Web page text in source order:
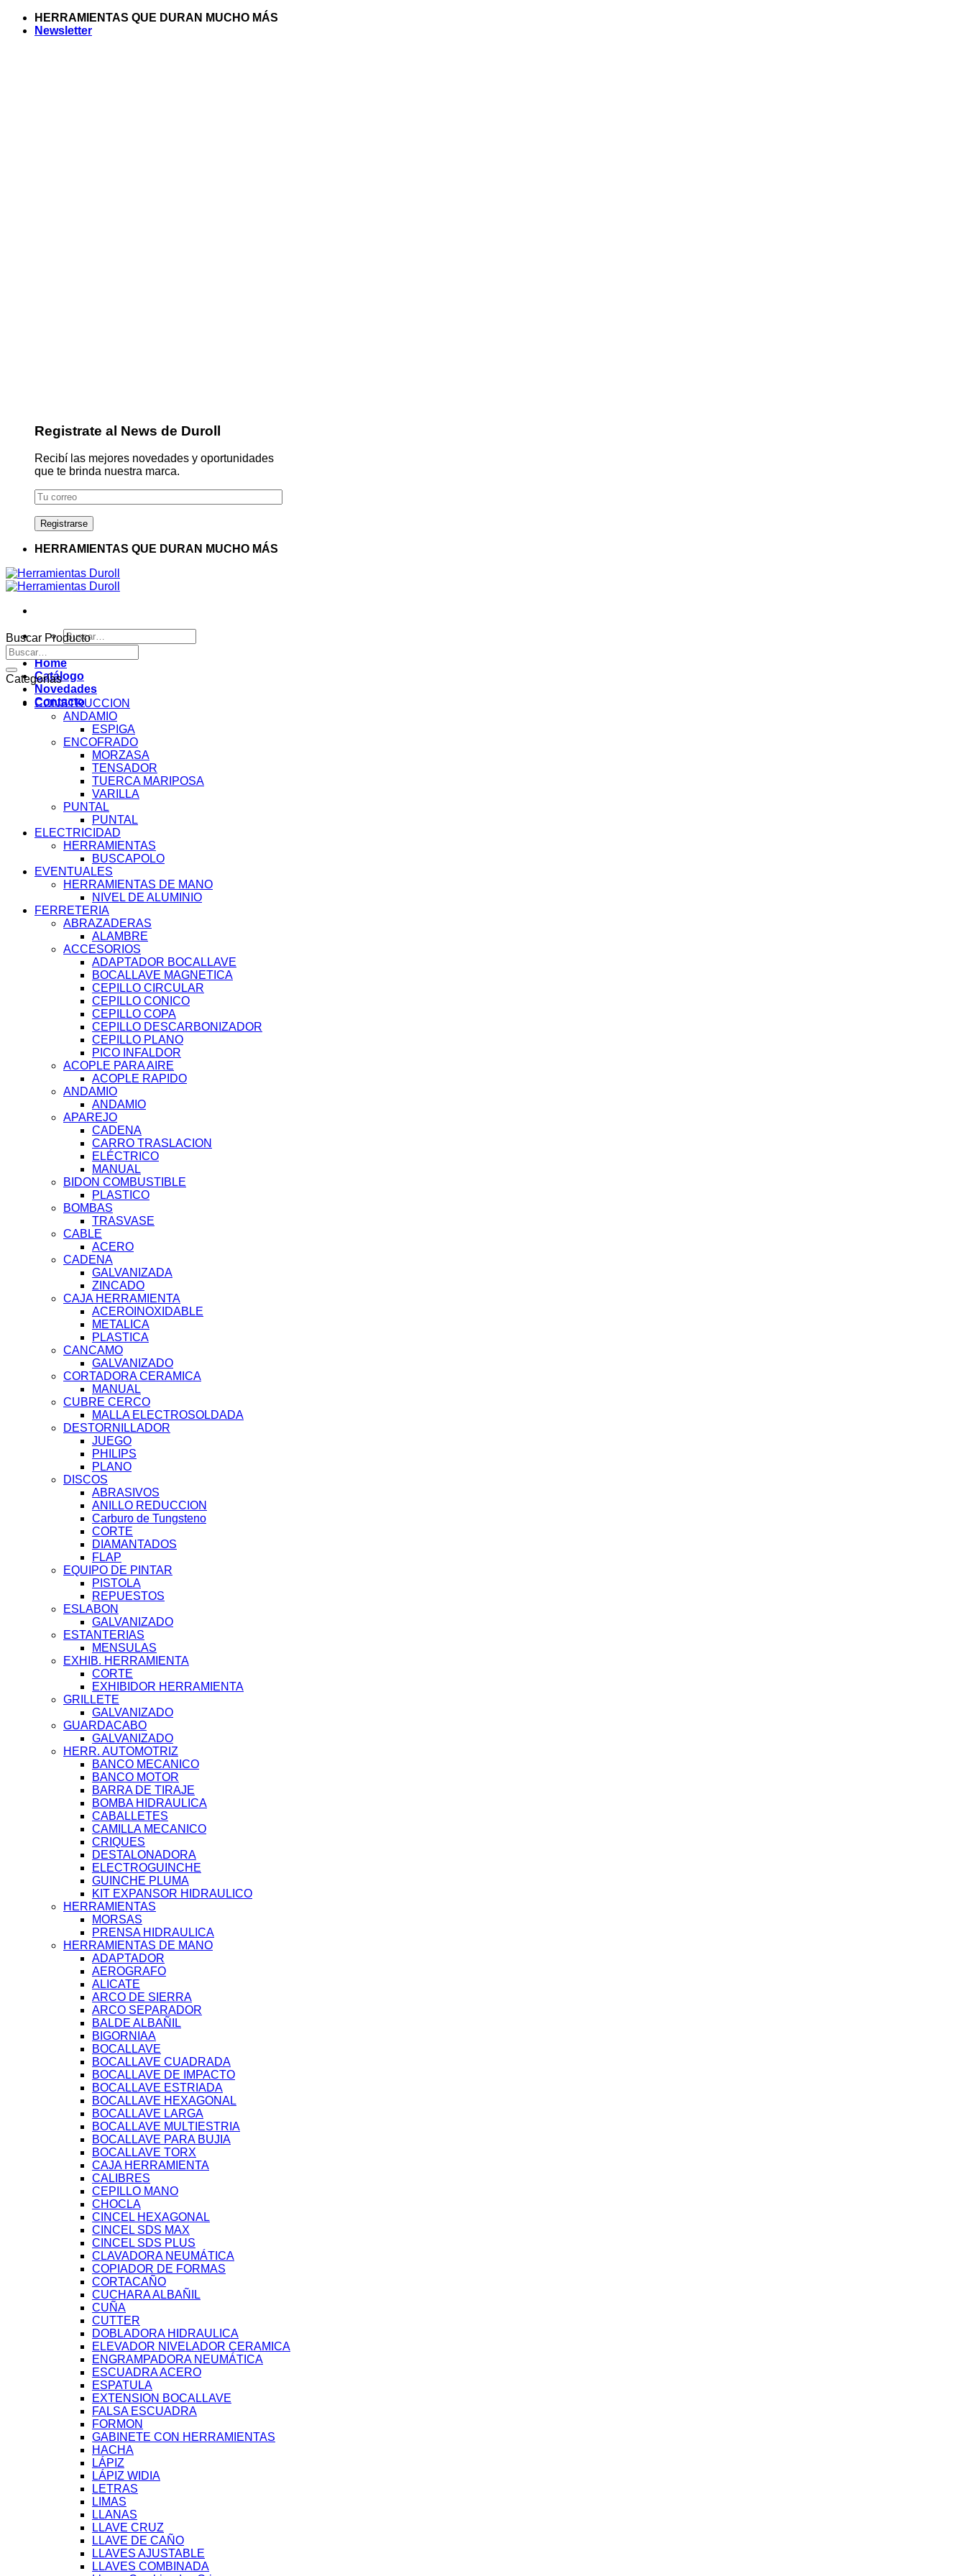
Saltar
HERRAMIENTAS QUE DURAN MUCHO MÁS
Newsletter
Registrate al News de Duroll
Recibí las mejores novedades y oportunidades
que te brinda nuestra marca.
HERRAMIENTAS QUE DURAN MUCHO MÁS
Buscar
por:
Home
Catálogo
Novedades
Contacto
Buscar Producto
Buscar
por:
Categorías
CONSTRUCCION
ANDAMIO
ESPIGA
ENCOFRADO
MORZASA
TENSADOR
TUERCA MARIPOSA
VARILLA
PUNTAL
PUNTAL
ELECTRICIDAD
HERRAMIENTAS
BUSCAPOLO
EVENTUALES
HERRAMIENTAS DE MANO
NIVEL DE ALUMINIO
FERRETERIA
ABRAZADERAS
ALAMBRE
ACCESORIOS
ADAPTADOR BOCALLAVE
BOCALLAVE MAGNETICA
CEPILLO CIRCULAR
CEPILLO CONICO
CEPILLO COPA
CEPILLO DESCARBONIZADOR
CEPILLO PLANO
PICO INFALDOR
ACOPLE PARA AIRE
ACOPLE RAPIDO
ANDAMIO
ANDAMIO
APAREJO
CADENA
CARRO TRASLACION
ELÉCTRICO
MANUAL
BIDON COMBUSTIBLE
PLASTICO
BOMBAS
TRASVASE
CABLE
ACERO
CADENA
GALVANIZADA
ZINCADO
CAJA HERRAMIENTA
ACEROINOXIDABLE
METALICA
PLASTICA
CANCAMO
GALVANIZADO
CORTADORA CERAMICA
MANUAL
CUBRE CERCO
MALLA ELECTROSOLDADA
DESTORNILLADOR
JUEGO
PHILIPS
PLANO
DISCOS
ABRASIVOS
ANILLO REDUCCION
Carburo de Tungsteno
CORTE
DIAMANTADOS
FLAP
EQUIPO DE PINTAR
PISTOLA
REPUESTOS
ESLABON
GALVANIZADO
ESTANTERIAS
MENSULAS
EXHIB. HERRAMIENTA
CORTE
EXHIBIDOR HERRAMIENTA
GRILLETE
GALVANIZADO
GUARDACABO
GALVANIZADO
HERR. AUTOMOTRIZ
BANCO MECANICO
BANCO MOTOR
BARRA DE TIRAJE
BOMBA HIDRAULICA
CABALLETES
CAMILLA MECANICO
CRIQUES
DESTALONADORA
ELECTROGUINCHE
GUINCHE PLUMA
KIT EXPANSOR HIDRAULICO
HERRAMIENTAS
MORSAS
PRENSA HIDRAULICA
HERRAMIENTAS DE MANO
ADAPTADOR
AEROGRAFO
ALICATE
ARCO DE SIERRA
ARCO SEPARADOR
BALDE ALBAÑIL
BIGORNIAA
BOCALLAVE
BOCALLAVE CUADRADA
BOCALLAVE DE IMPACTO
BOCALLAVE ESTRIADA
BOCALLAVE HEXAGONAL
BOCALLAVE LARGA
BOCALLAVE MULTIESTRIA
BOCALLAVE PARA BUJIA
BOCALLAVE TORX
CAJA HERRAMIENTA
CALIBRES
CEPILLO MANO
CHOCLA
CINCEL HEXAGONAL
CINCEL SDS MAX
CINCEL SDS PLUS
CLAVADORA NEUMÁTICA
COPIADOR DE FORMAS
CORTACAÑO
CUCHARA ALBAÑIL
CUÑA
CUTTER
DOBLADORA HIDRAULICA
ELEVADOR NIVELADOR CERAMICA
ENGRAMPADORA NEUMÁTICA
ESCUADRA ACERO
ESPATULA
EXTENSION BOCALLAVE
FALSA ESCUADRA
FORMON
GABINETE CON HERRAMIENTAS
HACHA
LÁPIZ
LÁPIZ WIDIA
LETRAS
LIMAS
LLANAS
LLAVE CRUZ
LLAVE DE CAÑO
LLAVES AJUSTABLE
LLAVES COMBINADA